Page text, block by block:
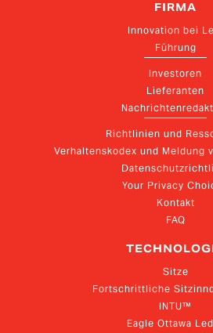
FIRMA
Innovation bei
Führung
Investoren
Lieferanten
Richtlinien und
Verhaltenskodex und Meldung
Your Privacy
Kontakt
FAQ
Sitze
Fortschrittliche
INTU™
Eagle Ottawa